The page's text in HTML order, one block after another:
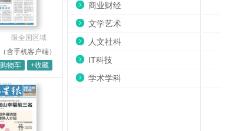
限全国区域
含手机客户端）
物车
+收藏
商业财经
文学艺术
人文社科
IT科技
学术学科